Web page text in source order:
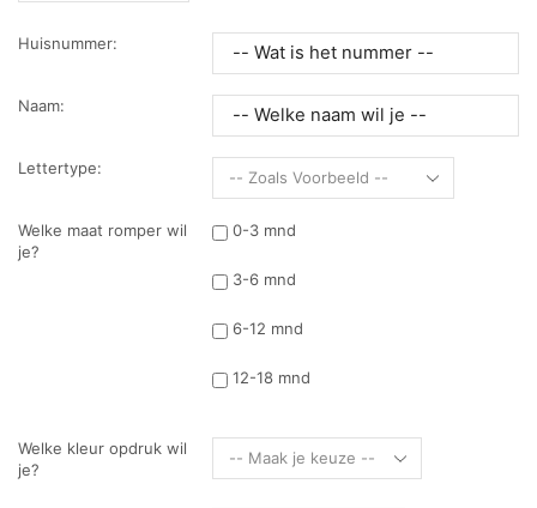
Huisnummer:
Naam:
Lettertype:
Welke maat romper wil
je?
0-3 mnd
3-6 mnd
6-12 mnd
12-18 mnd
Welke kleur opdruk wil
je?